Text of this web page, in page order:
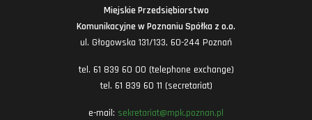
Miejskie Przedsiębiorstwo
Komunikacyjne w Poznaniu Spółka z o.o.
ul. Głogowska 131/133, 60-244 Poznań
tel. 61 839 60 00 (telephone exchange)
tel. 61 839 60 11 (secretariat)
e-mail: sekretariat@mpk.poznan.pl